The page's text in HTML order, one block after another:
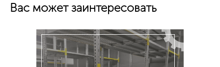
Вас может заинтересовать